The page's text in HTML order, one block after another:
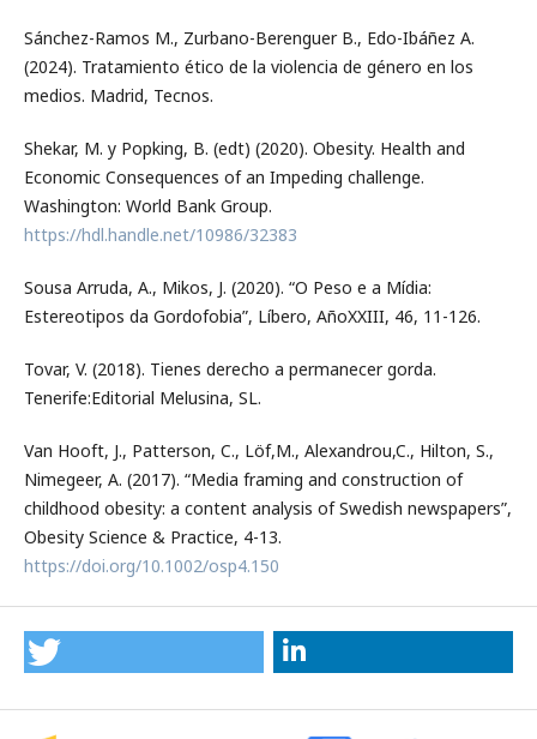
Sánchez-Ramos M., Zurbano-Berenguer B., Edo-Ibáñez A.
(2024). Tratamiento ético de la violencia de género en los
medios. Madrid, Tecnos.
Shekar, M. y Popking, B. (edt) (2020). Obesity. Health and
Economic Consequences of an Impeding challenge.
Washington: World Bank Group.
https://hdl.handle.net/10986/32383
Sousa Arruda, A., Mikos, J. (2020). “O Peso e a Mídia:
Estereotipos da Gordofobia”, Líbero, AñoXXIII, 46, 11-126.
Tovar, V. (2018). Tienes derecho a permanecer gorda.
Tenerife:Editorial Melusina, SL.
Van Hooft, J., Patterson, C., Löf,M., Alexandrou,C., Hilton, S.,
Nimegeer, A. (2017). “Media framing and construction of
childhood obesity: a content analysis of Swedish newspapers”,
Obesity Science & Practice, 4-13.
https://doi.org/10.1002/osp4.150